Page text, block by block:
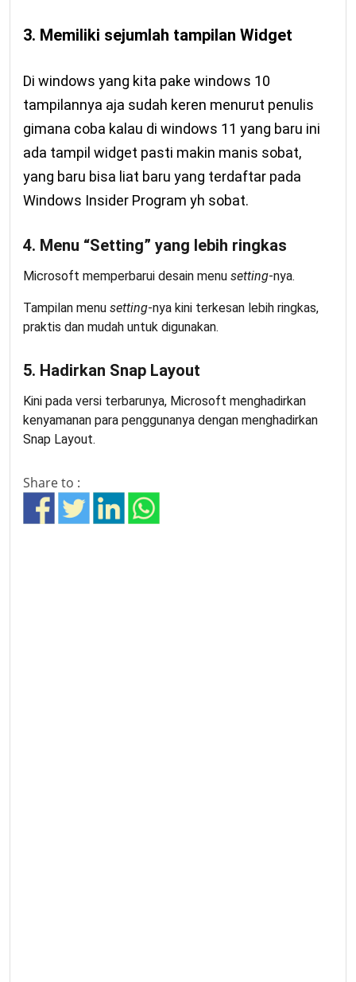
3. Memiliki sejumlah tampilan Widget
Di windows yang kita pake windows 10
tampilannya aja sudah keren menurut penulis
gimana coba kalau di windows 11 yang baru ini
ada tampil widget pasti makin manis sobat,
yang baru bisa liat baru yang terdaftar pada
Windows Insider Program yh sobat.
4. Menu “Setting” yang lebih ringkas
Microsoft memperbarui desain menu setting-nya.
Tampilan menu setting-nya kini terkesan lebih ringkas,
praktis dan mudah untuk digunakan.
5. Hadirkan Snap Layout
Kini pada versi terbarunya, Microsoft menghadirkan
kenyamanan para penggunanya dengan menghadirkan
Snap Layout.
Share to :